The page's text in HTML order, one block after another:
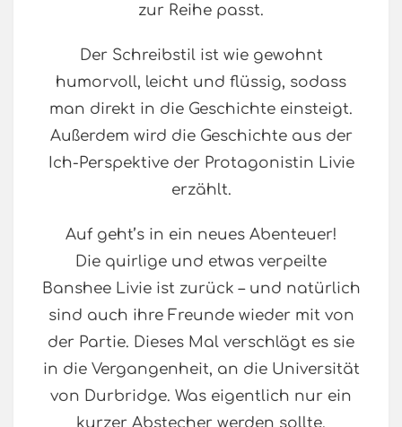
zur Reihe passt.
Der Schreibstil ist wie gewohnt
humorvoll, leicht und flüssig, sodass
man direkt in die Geschichte einsteigt.
Außerdem wird die Geschichte aus der
Ich-Perspektive der Protagonistin Livie
erzählt.
Auf geht’s in ein neues Abenteuer!
Die quirlige und etwas verpeilte
Banshee Livie ist zurück – und natürlich
sind auch ihre Freunde wieder mit von
der Partie. Dieses Mal verschlägt es sie
in die Vergangenheit, an die Universität
von Durbridge. Was eigentlich nur ein
kurzer Abstecher werden sollte,